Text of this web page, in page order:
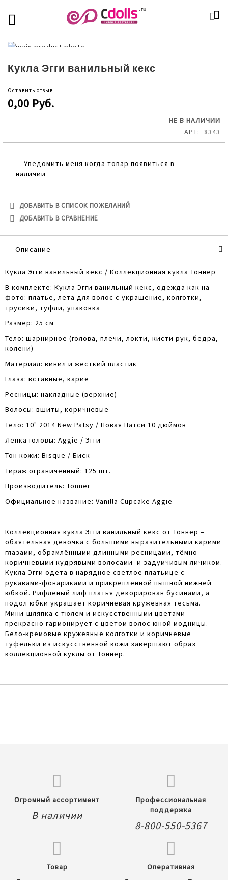
TO
CONTENT
Кукла Эгги ванильный кекс
Оставить отзыв
0,00 Руб.
НЕ В НАЛИЧИИ
АРТ
8343
Уведомить меня когда товар появиться в
наличии
ДОБАВИТЬ В СПИСОК ПОЖЕЛАНИЙ
ДОБАВИТЬ В СРАВНЕНИЕ
Skip
to
the
end
of
the
images
Skip
to
the
beginning
of
the
Описание
Кукла Эгги ванильный кекс / Коллекционная кукла Тоннер
В комплекте: Кукла Эгги ванильный кекс, одежда как на
фото: платье, лета для волос с украшение, колготки,
трусики, туфли, упаковка
Размер: 25 см
Тело: шарнирное (голова, плечи, локти, кисти рук, бедра,
колени)
Материал: винил и жёсткий пластик
Глаза: вставные, карие
Ресницы: накладные (верхние)
Волосы: вшиты, коричневые
Тело: 10" 2014 New Patsy / Новая Патси 10 дюймов
Лепка головы: Aggie / Эгги
Тон кожи: Bisque / Биск
Тираж ограниченный: 125 шт.
Производитель: Tonner
Официальное название: Vanilla Cupcake Aggie
Коллекционная кукла Эгги ванильный кекс от Тоннер –
обаятельная девочка с большими выразительными карими
глазами, обрамлёнными длинными ресницами, тёмно-
коричневыми кудрявыми волосами и задумчивым личиком.
Кукла Эгги одета в нарядное светлое платьице с
рукавами-фонариками и прикреплённой пышной нижней
юбкой. Рифленый лиф платья декорирован бусинами, а
подол юбки украшает коричневая кружевная тесьма.
Мини-шляпка с тюлем и искусственными цветами
прекрасно гармонирует с цветом волос юной модницы.
Бело-кремовые кружевные колготки и коричневые
туфельки из искусственной кожи завершают образ
коллекционной куклы от Тоннер.
Огромный ассортимент
В наличии
Профессиональная
поддержка
8-800-550-5367
Товар Оперативная